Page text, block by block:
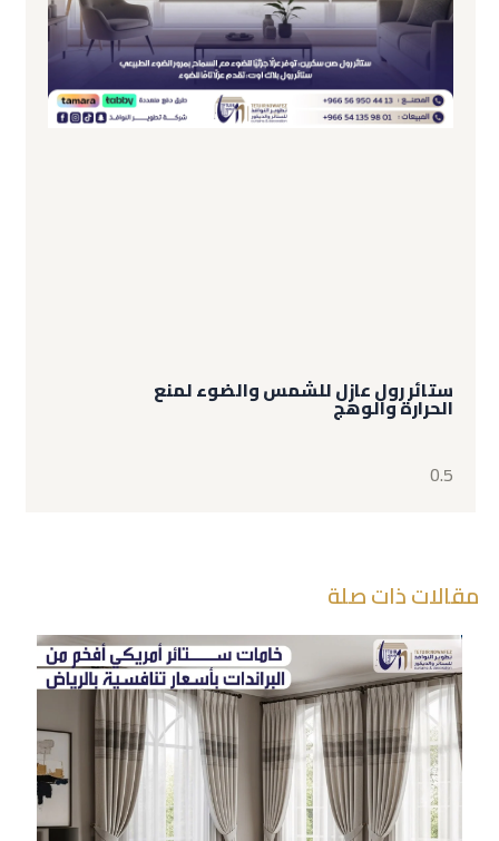
ستائر رول عازل للشمس والضوء لمنع
الحرارة والوهج
مقالات ذات صلة